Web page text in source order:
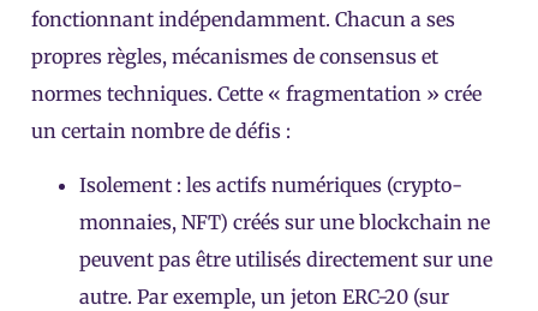
fonctionnant indépendamment. Chacun a ses
propres règles, mécanismes de consensus et
normes techniques. Cette « fragmentation » crée
un certain nombre de défis :
Isolement : les actifs numériques (crypto-
monnaies, NFT) créés sur une blockchain ne
peuvent pas être utilisés directement sur une
autre. Par exemple, un jeton ERC-20 (sur